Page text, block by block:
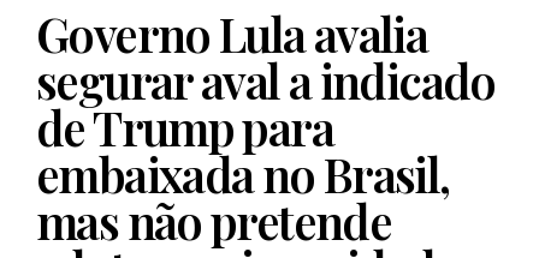
Governo Lula avalia
segurar aval a indicado
de Trump para
embaixada no Brasil,
mas não pretende